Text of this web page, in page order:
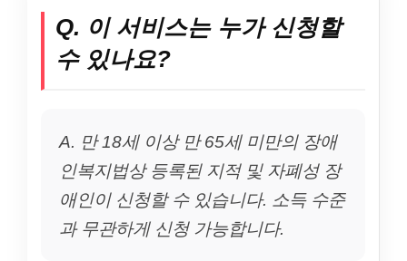
Q. 이 서비스는 누가 신청할
수 있나요?
A. 만 18세 이상 만 65세 미만의 장애
인복지법상 등록된 지적 및 자폐성 장
애인이 신청할 수 있습니다. 소득 수준
과 무관하게 신청 가능합니다.